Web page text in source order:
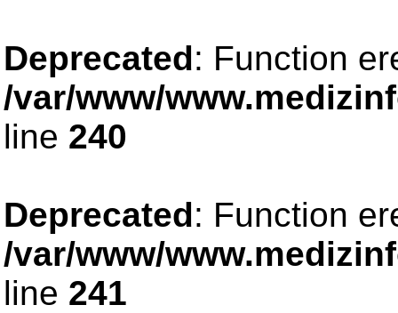
Deprecated: Function
/var/www/
line 240
Deprecated: Function
/var/www/
line 241